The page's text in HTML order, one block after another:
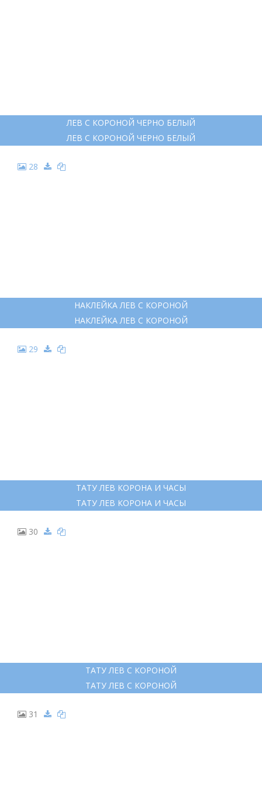
ЛЕВ С КОРОНОЙ ЧЕРНО БЕЛЫЙ
ЛЕВ С КОРОНОЙ ЧЕРНО БЕЛЫЙ
28
НАКЛЕЙКА ЛЕВ С КОРОНОЙ
НАКЛЕЙКА ЛЕВ С КОРОНОЙ
29
ТАТУ ЛЕВ КОРОНА И ЧАСЫ
ТАТУ ЛЕВ КОРОНА И ЧАСЫ
30
ТАТУ ЛЕВ С КОРОНОЙ
ТАТУ ЛЕВ С КОРОНОЙ
31